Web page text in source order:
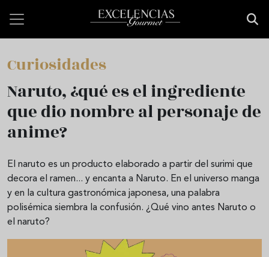
Curiosidades
Naruto, ¿qué es el ingrediente
que dio nombre al personaje de
anime?
El naruto es un producto elaborado a partir del surimi que
decora el ramen... y encanta a Naruto. En el universo manga
y en la cultura gastronómica japonesa, una palabra
polisémica siembra la confusión. ¿Qué vino antes Naruto o
el naruto?